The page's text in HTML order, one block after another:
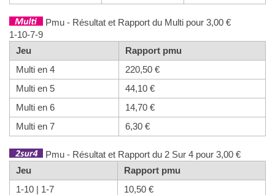
Pmu - Résultat et Rapport du Multi pour 3,00 €
1-10-7-9
Jeu
Rapport pmu
Multi en 4
220,50 €
Multi en 5
44,10 €
Multi en 6
14,70 €
Multi en 7
6,30 €
Pmu - Résultat et Rapport du 2 Sur 4 pour 3,00 €
Jeu
Rapport pmu
1-10 | 1-7
10,50 €